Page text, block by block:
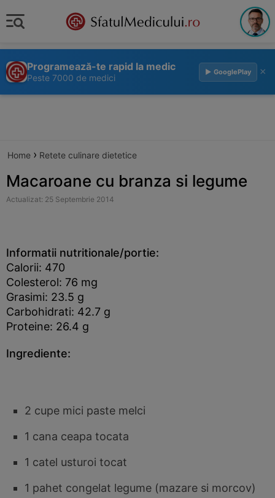
Programează-te rapid la medic
Peste 7000 de medici
▶ GooglePlay ×
Home › Retete culinare dietetice
Macaroane cu branza si legume
Actualizat: 25 Septembrie 2014
Informatii nutritionale/portie:
Calorii: 470
Colesterol: 76 mg
Grasimi: 23.5 g
Carbohidrati: 42.7 g
Proteine: 26.4 g
Ingrediente:
2 cupe mici paste melci
1 cana ceapa tocata
1 catel usturoi tocat
1 pahet congelat legume (mazare si morcov)